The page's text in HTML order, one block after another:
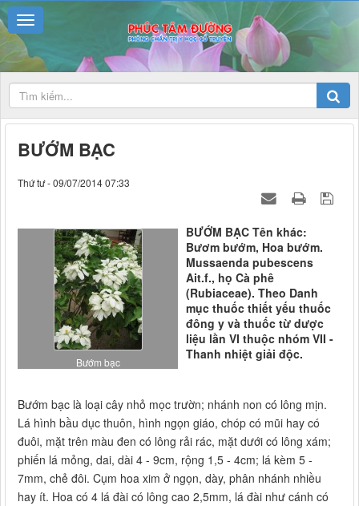
BƯỚM BẠC
Thứ tư - 09/07/2014 07:33
Bướm bạc
BƯỚM BẠC Tên khác:
Bươm bướm, Hoa bướm.
Mussaenda pubescens
Ait.f., họ Cà phê
(Rubiaceae). Theo Danh
mục thuốc thiết yếu thuốc
đông y và thuốc từ dược
liệu lần VI thuộc nhóm VII -
Thanh nhiệt giải độc.
Bướm bạc là loại cây nhỏ mọc trườn; nhánh non có lông mịn.
Lá hình bầu dục thuôn, hình ngọn giáo, chóp có mũi hay có
đuôi, mặt trên màu đen có lông rải rác, mặt dưới có lông xám;
phiến lá mỏng, dai, dài 4 - 9cm, rộng 1,5 - 4cm; lá kèm 5 -
7mm, chẻ đôi. Cụm hoa xim ở ngọn, dày, phân nhánh nhiều
hay ít. Hoa có 4 lá đài có lông cao 2,5mm, lá đài như cánh có